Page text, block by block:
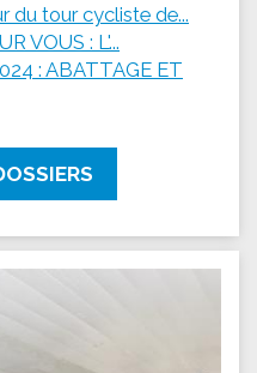
du tour cycliste de...
VOUS : L'...
: ABATTAGE ET